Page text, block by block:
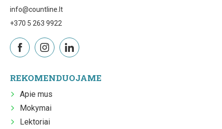
info@countline.lt
+370 5 263 9922
REKOMENDUOJAME
Apie mus
Mokymai
Lektoriai